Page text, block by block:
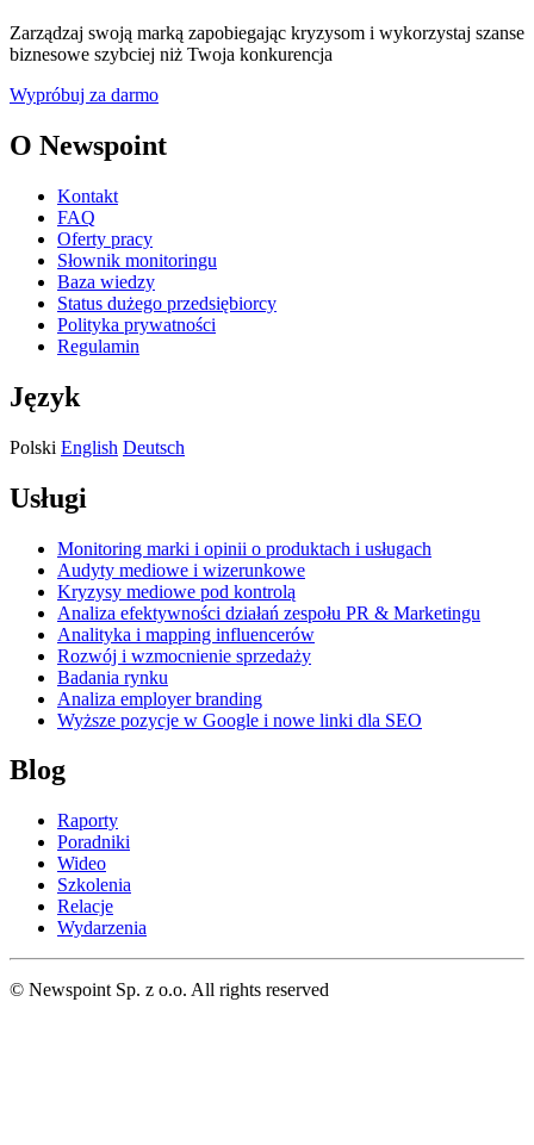
Zarządzaj swoją marką zapobiegając kryzysom i wykorzystaj szanse
biznesowe szybciej niż Twoja konkurencja
Wypróbuj za darmo
O Newspoint
Kontakt
FAQ
Oferty pracy
Słownik monitoringu
Baza wiedzy
Status dużego przedsiębiorcy
Polityka prywatności
Regulamin
Język
Polski English Deutsch
Usługi
Monitoring marki i opinii o produktach i usługach
Audyty mediowe i wizerunkowe
Kryzysy mediowe pod kontrolą
Analiza efektywności działań zespołu PR & Marketingu
Analityka i mapping influencerów
Rozwój i wzmocnienie sprzedaży
Badania rynku
Analiza employer branding
Wyższe pozycje w Google i nowe linki dla SEO
Blog
Raporty
Poradniki
Wideo
Szkolenia
Relacje
Wydarzenia
© Newspoint Sp. z o.o. All rights reserved